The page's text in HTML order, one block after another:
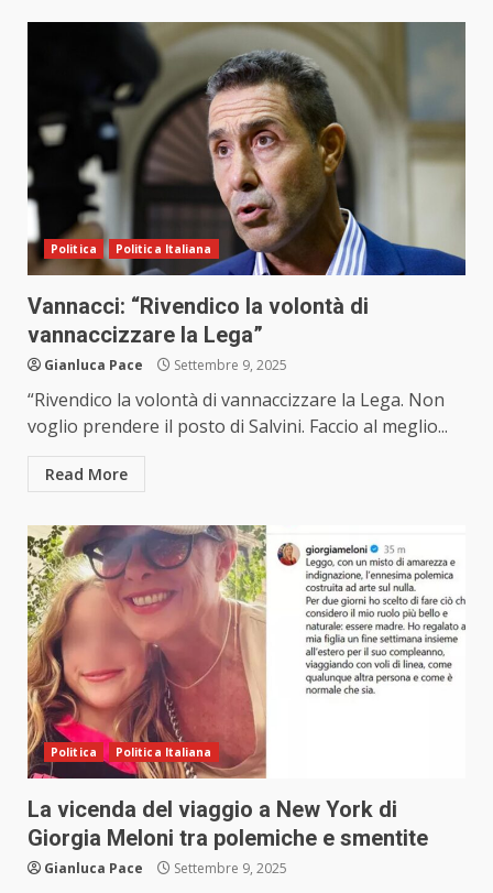
Politica Politica Italiana
Vannacci: “Rivendico la volontà di
vannaccizzare la Lega”
Gianluca Pace Settembre 9, 2025
“Rivendico la volontà di vannaccizzare la Lega. Non
voglio prendere il posto di Salvini. Faccio al meglio...
Read More
Politica Politica Italiana
La vicenda del viaggio a New York di
Giorgia Meloni tra polemiche e smentite
Gianluca Pace Settembre 9, 2025